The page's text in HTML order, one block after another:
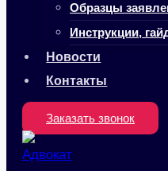
Образцы
Инструкции,
Новости
Контакты
Заказать звонок